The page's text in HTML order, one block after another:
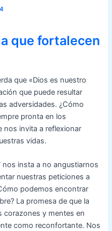
que fortalecen
que «Dios es nuestro
que puede resultar
adversidades. ¿Cómo
pronta en los
nos invita a reflexionar
vidas.
insta a no angustiarnos
nuestras peticiones a
podemos encontrar
La promesa de que la
corazones y mentes en
como reconfortante. Nos